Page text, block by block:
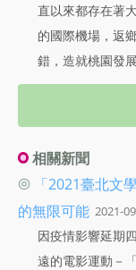
直以來都存在著
的國際機場，返
錯，造就桃園發
相關新聞
◎
「2021臺北文
的無限可能 2021-
因疫情影響延期
遠的電影運動－